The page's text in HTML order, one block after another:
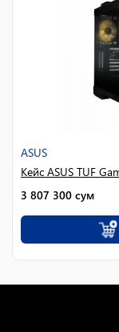
ASUS
Кейс ASUS TUF
3 807 300 сум